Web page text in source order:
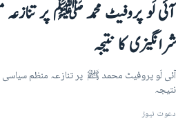
آئی لَو پروفیٹ محمد ﷺ پر تنازعہ
شرانگیزی کا نتیجہ
آئی لَو پروفیٹ محمد ﷺ پر تنازعہ منظم سیاسی
نتیجہ
دعوت نیوز